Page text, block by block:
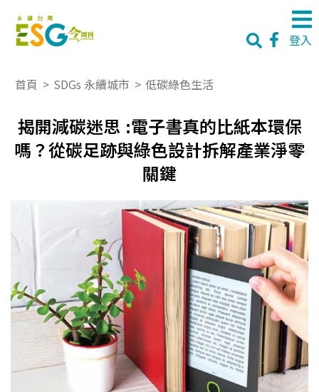
登入
首頁 > SDGs 永續城市 > 低碳綠色生活
揭開減碳迷思 :電子書真的比紙本環保
嗎？從碳足跡與綠色設計拆解產業淨零
關鍵